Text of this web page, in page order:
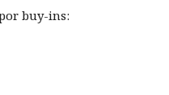
buy-ins: